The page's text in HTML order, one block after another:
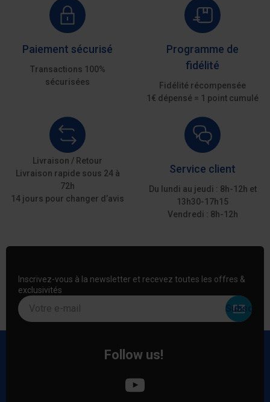
Paiement sécurisé
Transactions 100%
sécurisées
Programme de
fidélité
Fidélité récompensée
1€ dépensé = 1 point cumulé
Livraison / Retour
Livraison rapide sous 24 à
72h
14 jours pour changer d’avis
Service client
Du lundi au jeudi : 8h-12h et
13h30-17h15
Vendredi : 8h-12h
Inscrivez-vous à la newsletter et recevez toutes les offres &
exclusivités
Votre e-mail
Follow us!